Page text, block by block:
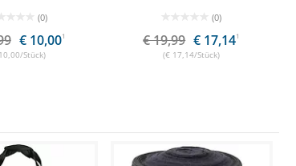
(0)
€ 10,001
Stück)
(0)
€ 19,99 € 17,141
(€ 17,14/Stück)